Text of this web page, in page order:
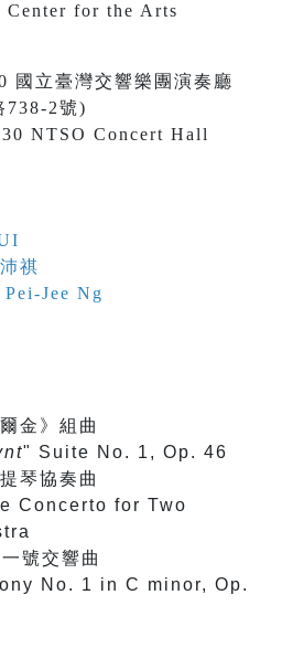
Center for the Arts
國立臺灣交響樂團演奏廳
738-2號)
NTSO Concert Hall
祺
Pei-Jee Ng
金》組曲
" Suite No. 1, Op. 46
琴協奏曲
Concerto for Two
號交響曲
No. 1 in C minor, Op.